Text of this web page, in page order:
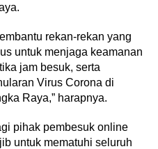
rekan-rekan yang
untuk menjaga keamanan
jam besuk, serta
Virus Corona di
Raya,” harapnya.
pihak pembesuk online
untuk mematuhi seluruh